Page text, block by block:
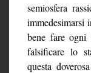
semiosfera
immedesimarsi
bene fare
falsificare lo
questa